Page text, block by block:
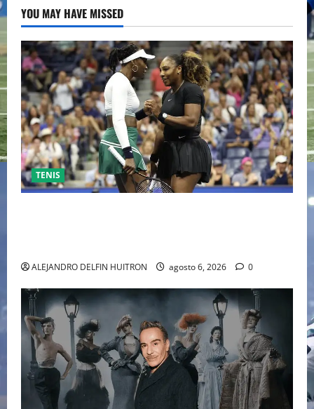
YOU MAY HAVE MISSED
TENIS
ALEJANDRO DELFIN HUITRON agosto 6, 2026 0